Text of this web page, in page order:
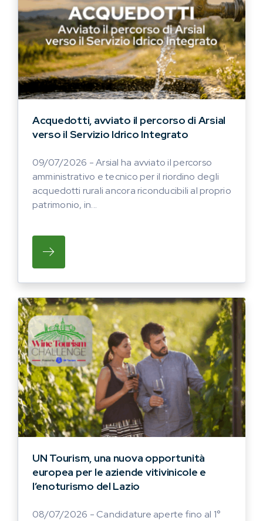
Acquedotti, avviato il percorso di Arsial
verso il Servizio Idrico Integrato
09/07/2026 - Arsial ha avviato il percorso
amministrativo e tecnico per il riordino degli
acquedotti rurali ancora riconducibili al proprio
patrimonio, in...
SU ARSIAL HA AVVIATO IL PERCORSO
UN Tourism, una nuova opportunità
europea per le aziende vitivinicole e
l’enoturismo del Lazio
08/07/2026 - Candidature aperte fino al 1°